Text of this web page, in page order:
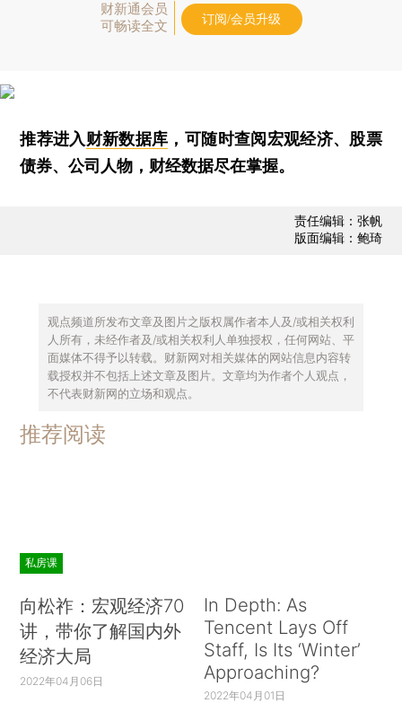
财新通会员
可畅读全文
订阅/会员升级
推荐进入财新数据库 ，可随时查阅宏观经济、股票
债券、公司人物，财经数据尽在掌握。
责任编辑：张帆
版面编辑：鲍琦
观点频道所发布文章及图片之版权属作者本人及/或相关权利
人所有，未经作者及/或相关权利人单独授权，任何网站、平
面媒体不得予以转载。财新网对相关媒体的网站信息内容转
载授权并不包括上述文章及图片。文章均为作者个人观点，
不代表财新网的立场和观点。
推荐阅读
私房课
向松祚：宏观经济70
讲，带你了解国内外
经济大局
2022年04月06日
In Depth: As
Tencent Lays Off
Staff, Is Its ‘Winter’
Approaching?
2022年04月01日